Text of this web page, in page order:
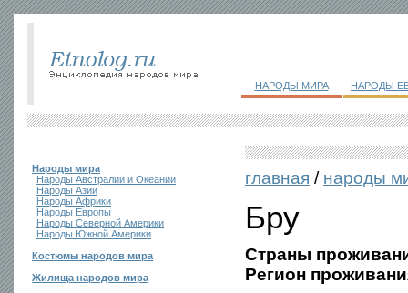
НАРОДЫ МИРА НАРОДЫ
Народы мира
Народы Австралии и Океании
Народы Азии
Народы Африки
Народы Европы
Народы Северной Америки
Народы Южной Америки
Костюмы народов мира
Жилища народов мира
главная / народы
Бру
Страны
Регион